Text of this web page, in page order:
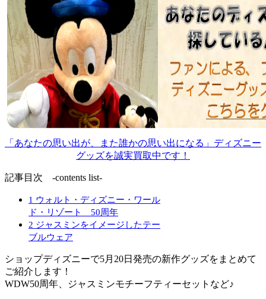
「あなたの思い出が、また誰かの思い出になる」ディズニー
グッズを誠実買取中です！
記事目次 -contents list-
1 ウォルト・ディズニー・ワール
ド・リゾート 50周年
2 ジャスミンをイメージしたテー
ブルウェア
ショップディズニーで5月20日発売の新作グッズをまとめて
ご紹介します！
WDW50周年、ジャスミンモチーフティーセットなど♪